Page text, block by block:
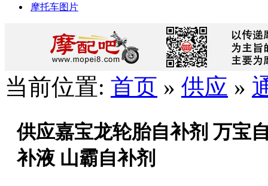
摩托车图片
当前位置: 首页 » 供应 »
供应嘉宝龙轮胎自补剂 万宝
补液 山霸自补剂